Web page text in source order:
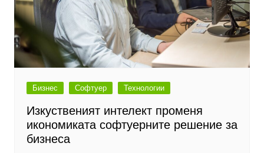
Бизнес Софтуер Технологии
Изкуственият интелект променя
икономиката софтуерните решение за
бизнеса